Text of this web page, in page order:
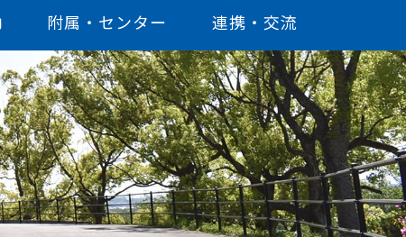
附属・センター 連携・交流